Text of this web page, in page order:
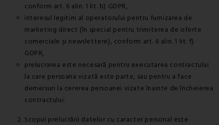
conform art. 6 alin. 1 lit. b) GDPR,
interesul legitim al operatorului pentru furnizarea de
marketing direct (în special pentru trimiterea de oferte
comerciale și newslettere), conform art. 6 alin. 1 lit. f)
GDPR,
prelucrarea este necesară pentru executarea contractului
la care persoana vizată este parte, sau pentru a face
demersuri la cererea persoanei vizate înainte de încheierea
contractului.
Scopul prelucrării datelor cu caracter personal este